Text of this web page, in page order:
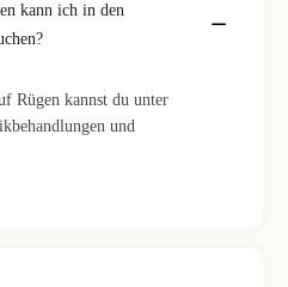
kann ich in den
Rügen kannst du unter
und